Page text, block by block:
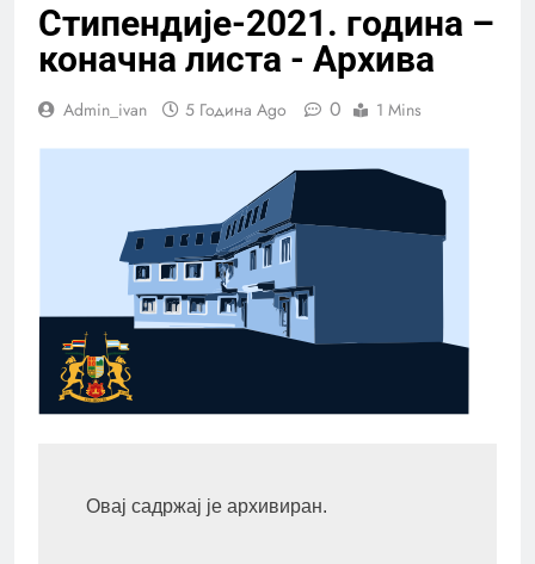
Стипендије-2021. година –
коначна листа - Архива
Admin_ivan 5 Година Ago 0 1 Mins
Овај садржај је архивиран.